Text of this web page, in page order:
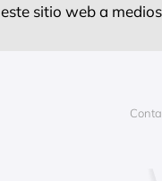
este sitio web a